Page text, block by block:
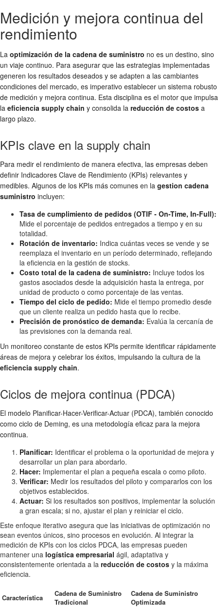
Medición y mejora continua del
rendimiento
La optimización de la cadena de suministro no es un destino, sino
un viaje continuo. Para asegurar que las estrategias implementadas
generen los resultados deseados y se adapten a las cambiantes
condiciones del mercado, es imperativo establecer un sistema robusto
de medición y mejora continua. Esta disciplina es el motor que impulsa
la eficiencia supply chain y consolida la reducción de costos a
largo plazo.
KPIs clave en la supply chain
Para medir el rendimiento de manera efectiva, las empresas deben
definir Indicadores Clave de Rendimiento (KPIs) relevantes y
medibles. Algunos de los KPIs más comunes en la gestion cadena
suministro incluyen:
Tasa de cumplimiento de pedidos (OTIF - On-Time, In-Full):
Mide el porcentaje de pedidos entregados a tiempo y en su
totalidad.
Rotación de inventario: Indica cuántas veces se vende y se
reemplaza el inventario en un período determinado, reflejando
la eficiencia en la gestión de stocks.
Costo total de la cadena de suministro: Incluye todos los
gastos asociados desde la adquisición hasta la entrega, por
unidad de producto o como porcentaje de las ventas.
Tiempo del ciclo de pedido: Mide el tiempo promedio desde
que un cliente realiza un pedido hasta que lo recibe.
Precisión de pronóstico de demanda: Evalúa la cercanía de
las previsiones con la demanda real.
Un monitoreo constante de estos KPIs permite identificar rápidamente
áreas de mejora y celebrar los éxitos, impulsando la cultura de la
eficiencia supply chain.
Ciclos de mejora continua (PDCA)
El modelo Planificar-Hacer-Verificar-Actuar (PDCA), también conocido
como ciclo de Deming, es una metodología eficaz para la mejora
continua.
Planificar: Identificar el problema o la oportunidad de mejora y
desarrollar un plan para abordarlo.
Hacer: Implementar el plan a pequeña escala o como piloto.
Verificar: Medir los resultados del piloto y compararlos con los
objetivos establecidos.
Actuar: Si los resultados son positivos, implementar la solución
a gran escala; si no, ajustar el plan y reiniciar el ciclo.
Este enfoque iterativo asegura que las iniciativas de optimización no
sean eventos únicos, sino procesos en evolución. Al integrar la
medición de KPIs con los ciclos PDCA, las empresas pueden
mantener una logística empresarial ágil, adaptativa y
consistentemente orientada a la reducción de costos y la máxima
eficiencia.
Característica
Cadena de Suministro
Tradicional
Cadena de Suministro
Optimizada